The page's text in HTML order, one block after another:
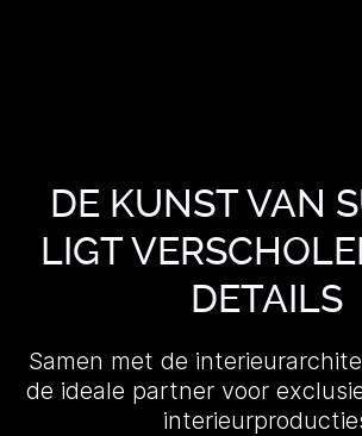
DE KUNST VAN
LIGT
DETAILS
Samen met de
de ideale partner voor